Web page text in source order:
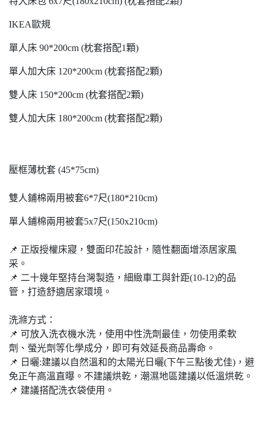
IKEA歐規
單人床 90*200cm (枕套搭配1顆)
單人加大床 120*200cm (枕套搭配2顆)
雙人床 150*200cm (枕套搭配2顆)
雙人加大床 180*200cm (枕套搭配2顆)
壓框薄枕套 (45*75cm)
雙人鋪棉兩用被套6*7尺(180*210cm)
單人鋪棉兩用被套5x7尺(150x210cm)
📌 正版授權床寢，雙面印花設計，隨性翻⾯增添居家風
采。
📌 ⼆十幾年堅持台灣製造，細緻⾞工與針距(10-12)的品
管，打造舒適居家環境。
洗滌方式：
📌 可放入洗衣機水洗，使用中性洗劑最佳，勿使⽤柔軟
劑、螢光劑等化學成分，即可有效延長商品壽命。
📌 ⽇曬:建議以⾃然溫和的太陽光⽇曬(下午三點後尤佳)，避
免正午⾼溫直曝。不建議烘乾，潮濕地區建議以低溫烘乾。
📌 建議搭配洗衣袋使⽤。